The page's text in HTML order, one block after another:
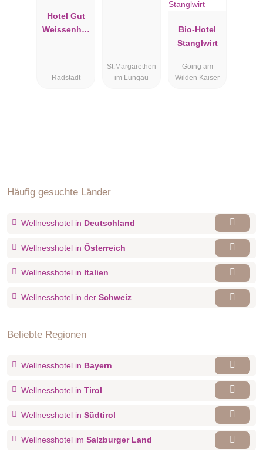
Hotel Gut
Weissenhof
Radstadt
St.Margarethen
im Lungau
Bio-Hotel
Stanglwirt
Going am
Wilden Kaiser
Häufig gesuchte Länder
Wellnesshotel in Deutschland
Wellnesshotel in Österreich
Wellnesshotel in Italien
Wellnesshotel in der Schweiz
Beliebte Regionen
Wellnesshotel in Bayern
Wellnesshotel in Tirol
Wellnesshotel in Südtirol
Wellnesshotel im Salzburger Land